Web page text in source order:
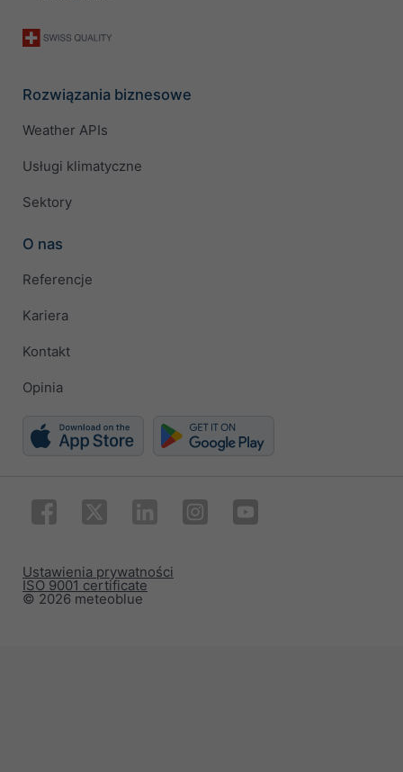
Rozwiązania biznesowe
Weather APIs
Usługi klimatyczne
Sektory
O nas
Referencje
Kariera
Kontakt
Opinia
© 2026 meteoblue
ISO 9001 certificate
Ustawienia prywatności